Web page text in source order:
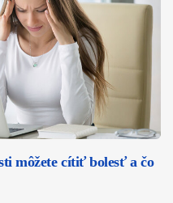
môžete cítiť bolesť a čo